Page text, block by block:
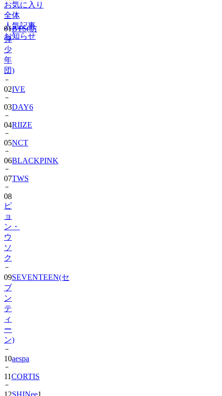
お気に入り
全体
人気記事
お知らせ
01BTS(防
弾
少
年
団)
02 IVE
03DAY6
04RIIZE
05NCT
06BLACKPINK
07TWS
08
ピ
ョ
ン・
ウ
ソ
ク
09
ブ
ン
テ
ィ
ー
ン)
10aespa
11CORTIS
12SHINee1
13BIGBANG